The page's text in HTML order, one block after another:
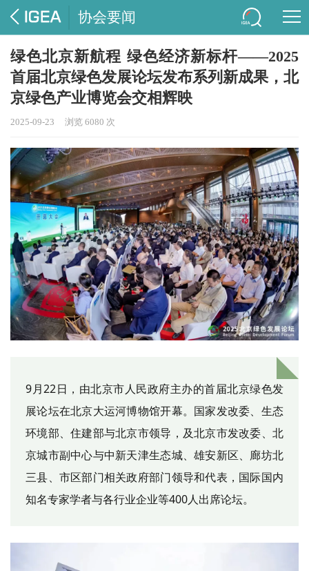
协会要闻
绿色北京新航程 绿色经济新标杆——2025
首届北京绿色发展论坛发布系列新成果，北
京绿色产业博览会交相辉映
2025-09-23 浏览 6080 次
9月22日，由北京市人民政府主办的首届北京绿色发
展论坛在北京大运河博物馆开幕。国家发改委、生态
环境部、住建部与北京市领导，及北京市发改委、北
京城市副中心与中新天津生态城、雄安新区、廊坊北
三县、市区部门相关政府部门领导和代表，国际国内
知名专家学者与各行业企业等400人出席论坛。